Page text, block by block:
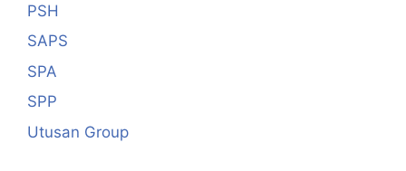
PSH
SAPS
SPA
SPP
Utusan Group